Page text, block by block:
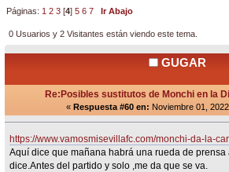
Páginas: 1 2 3 [4]5 6 7 Ir Abajo
0 Usuarios y 2 Visitantes están viendo este tema.
GUGAR
Re:Posibles sustitutos de Monchi en la
« Respuesta #60 en: Noviembre 01,
https://www.vamosmisevillafc.com/monchi-da-la-
Aquí dice que mañana habrá una rueda de prensa
dice.Antes del partido y solo ,me da que se va.